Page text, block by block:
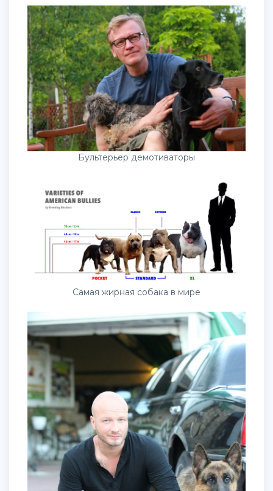
Бультерьер демотиваторы
Самая жирная собака в мире